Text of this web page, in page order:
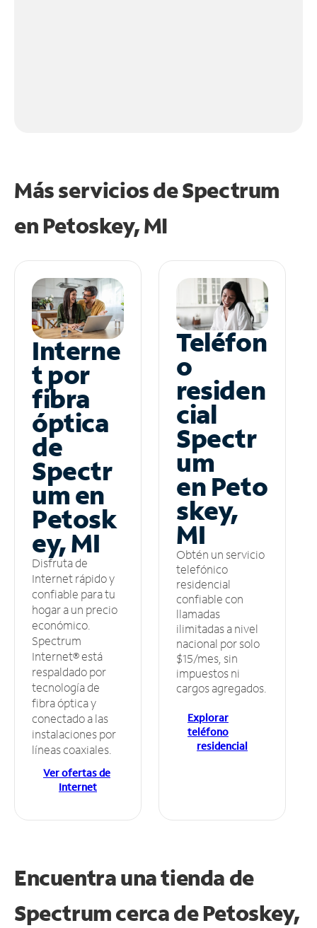
Más servicios de Spectrum
en Petoskey, MI
Interne
t por
fibra
óptica
de
Spectr
um en
Petosk
ey, MI
Disfruta de
Internet rápido y
confiable para tu
hogar a un precio
económico.
Spectrum
Internet® está
respaldado por
tecnología de
fibra óptica y
conectado a las
instalaciones por
líneas coaxiales.
Ver ofertas de
Internet
Teléfon
o
residen
cial
Spectr
um
en Peto
skey,
MI
Obtén un servicio
telefónico
residencial
confiable con
llamadas
ilimitadas a nivel
nacional por solo
$15/mes, sin
impuestos ni
cargos agregados.
Explorar
teléfono
residencial
Encuentra una tienda de
Spectrumcerca de Petoskey,